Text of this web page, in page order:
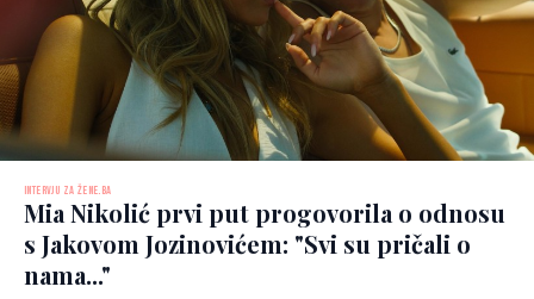
INTERVJU ZA ŽENE.BA
Mia Nikolić prvi put progovorila o odnosu
s Jakovom Jozinovićem: "Svi su pričali o
nama..."